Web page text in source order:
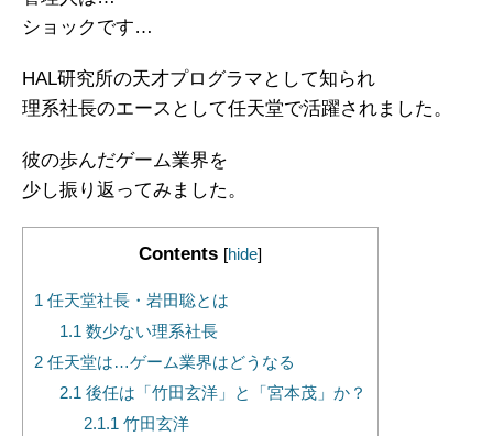
ショックです…
HAL研究所の天才プログラマとして知られ
理系社長のエースとして任天堂で活躍されました。
彼の歩んだゲーム業界を
少し振り返ってみました。
Contents [hide]
1 任天堂社長・岩田聡とは
1.1 数少ない理系社長
2 任天堂は…ゲーム業界はどうなる
2.1 後任は「竹田玄洋」と「宮本茂」か？
2.1.1 竹田玄洋